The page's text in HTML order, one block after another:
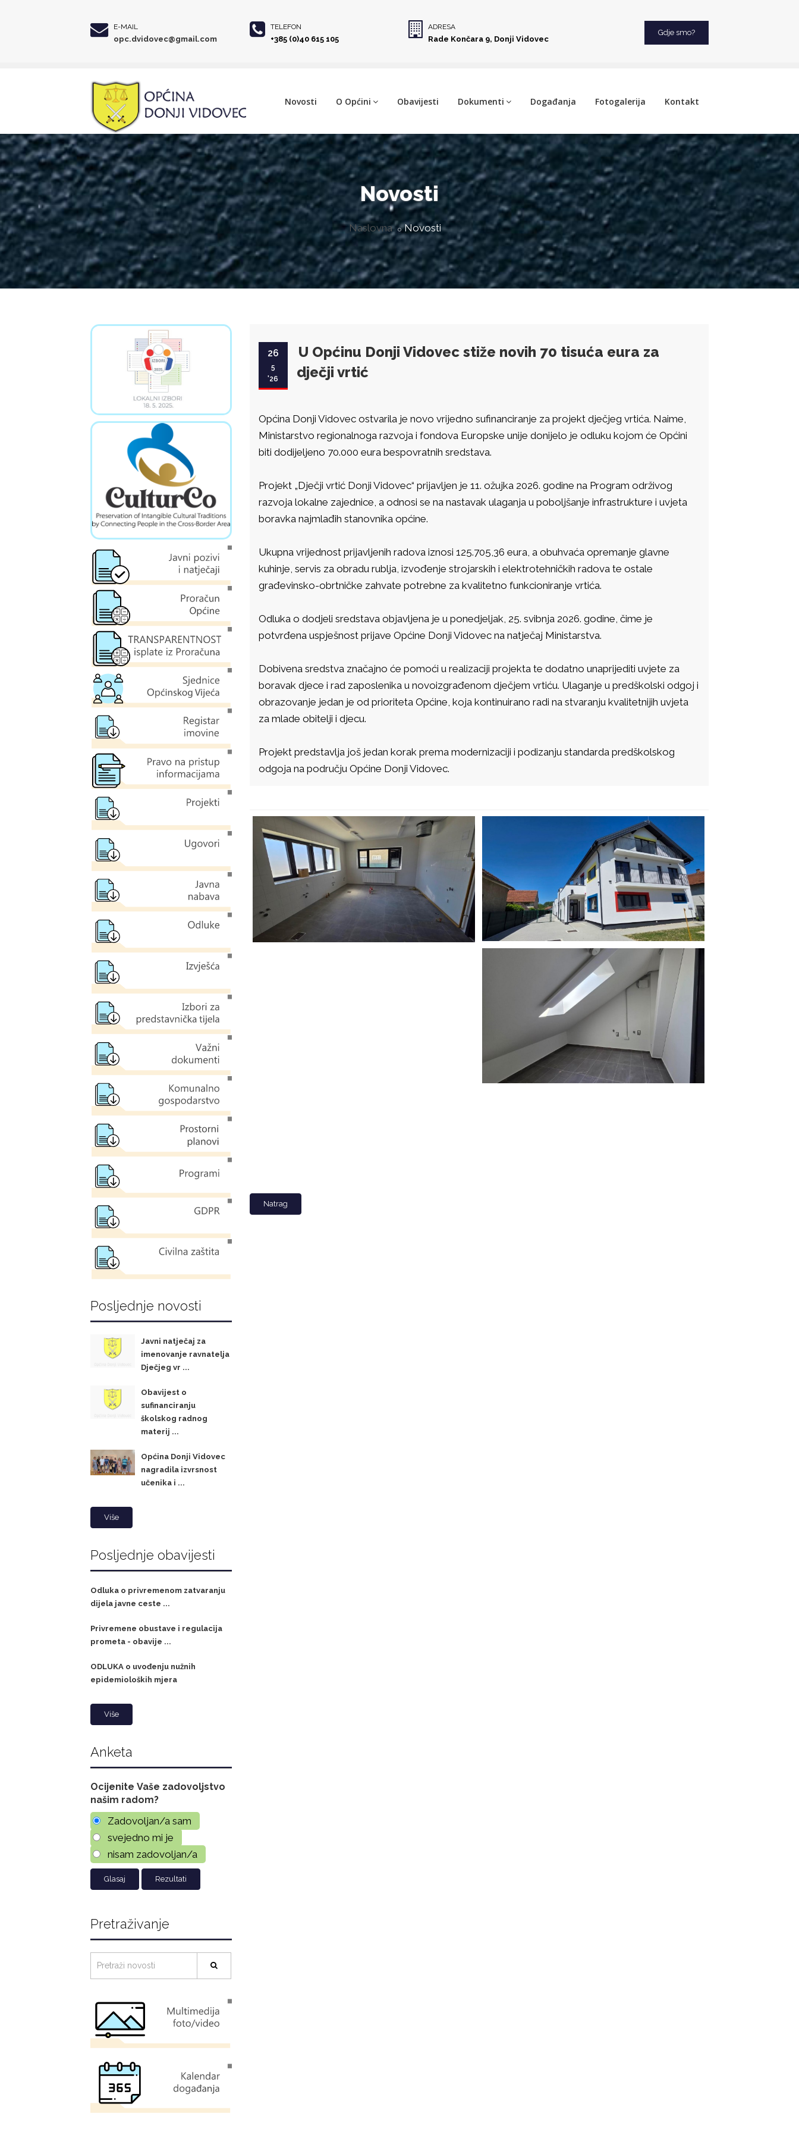
E-MAIL
opc.dvidovec@gmail.com
TELEFON
+385 (0)40 615 105
ADRESA
Rade Končara 9, Donji Vidovec
Gdje smo?
Novosti O Općini Obavijesti Dokumenti Događanja Fotogalerija Kontakt
Novosti
Naslovna Novosti
26
5
'26
U Općinu Donji Vidovec stiže novih 70 tisuća eura za
dječji vrtić
Općina Donji Vidovec ostvarila je novo vrijedno sufinanciranje za projekt dječjeg vrtića. Naime,
Ministarstvo regionalnoga razvoja i fondova Europske unije donijelo je odluku kojom će Općini
biti dodijeljeno 70.000 eura bespovratnih sredstava.
Projekt „Dječji vrtić Donji Vidovec“ prijavljen je 11. ožujka 2026. godine na Program održivog
razvoja lokalne zajednice, a odnosi se na nastavak ulaganja u poboljšanje infrastrukture i uvjeta
boravka najmlađih stanovnika općine.
Ukupna vrijednost prijavljenih radova iznosi 125.705,36 eura, a obuhvaća opremanje glavne
kuhinje, servis za obradu rublja, izvođenje strojarskih i elektrotehničkih radova te ostale
građevinsko-obrtničke zahvate potrebne za kvalitetno funkcioniranje vrtića.
Odluka o dodjeli sredstava objavljena je u ponedjeljak, 25. svibnja 2026. godine, čime je
potvrđena uspješnost prijave Općine Donji Vidovec na natječaj Ministarstva.
Dobivena sredstva značajno će pomoći u realizaciji projekta te dodatno unaprijediti uvjete za
boravak djece i rad zaposlenika u novoizgrađenom dječjem vrtiću. Ulaganje u predškolski odgoj i
obrazovanje jedan je od prioriteta Općine, koja kontinuirano radi na stvaranju kvalitetnijih uvjeta
za mlade obitelji i djecu.
Projekt predstavlja još jedan korak prema modernizaciji i podizanju standarda predškolskog
odgoja na području Općine Donji Vidovec.
Natrag
Posljednje novosti
Javni natječaj za
imenovanje ravnatelja
Dječjeg vr ...
Obavijest o
sufinanciranju
školskog radnog
materij ...
Općina Donji Vidovec
nagradila izvrsnost
učenika i ...
Više
Posljednje obavijesti
Odluka o privremenom zatvaranju
dijela javne ceste ...
Privremene obustave i regulacija
prometa - obavije ...
ODLUKA o uvođenju nužnih
epidemioloških mjera
Više
Anketa
Ocijenite Vaše zadovoljstvo
našim radom?
Zadovoljan/a sam
svejedno mi je
nisam zadovoljan/a
Rezultati
Pretraživanje